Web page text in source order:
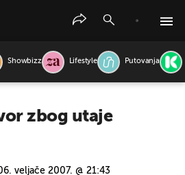
Showbizz Lifestyle Putovanja
zbog utaje
veljače 2007. @ 21:43